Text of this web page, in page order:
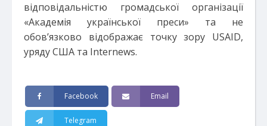
відповідальністю громадської організації
«Академія української преси» та не
обов’язково відображає точку зору USAID,
уряду США та Internews.
Facebook Email
Telegram